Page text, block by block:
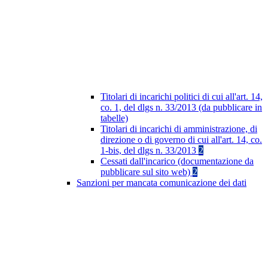
Titolari di incarichi politici di cui all'art. 14,
co. 1, del dlgs n. 33/2013 (da pubblicare in
tabelle)
Titolari di incarichi di amministrazione, di
direzione o di governo di cui all'art. 14, co.
1-bis, del dlgs n. 33/2013 2
Cessati dall'incarico (documentazione da
pubblicare sul sito web) 2
Sanzioni per mancata comunicazione dei dati